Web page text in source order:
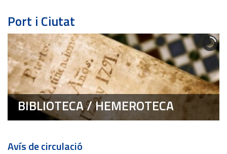
Port i Ciutat
BIBLIOTECA / HEMEROTECA
Avís de circulació